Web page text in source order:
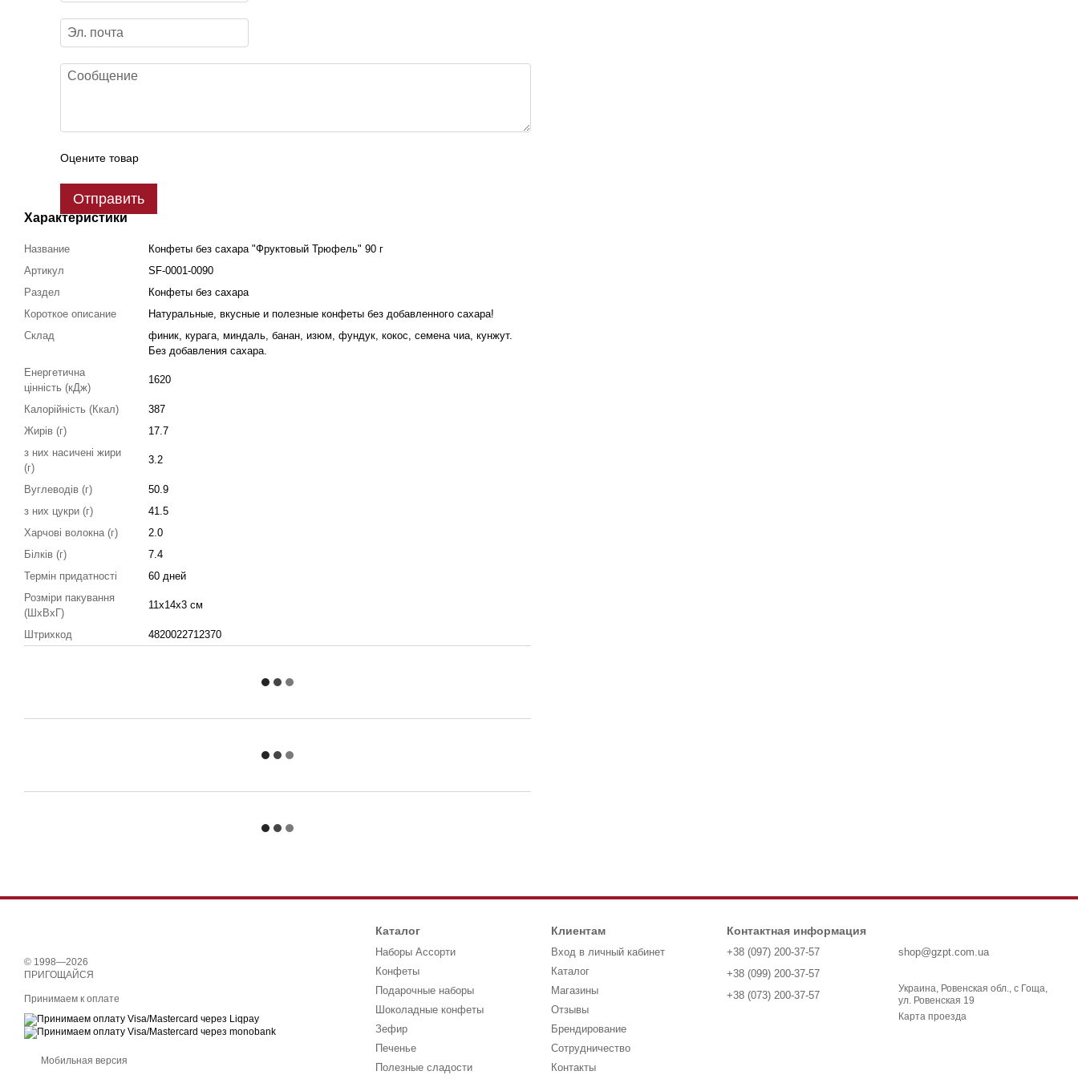
Оцените товар
Отправить
Характеристики
Название
Конфеты без сахара "Фруктовый Трюфель" 90 г
Артикул
SF-0001-0090
Раздел
Конфеты без сахара
Короткое описание
Натуральные, вкусные и полезные конфеты без добавленного сахара!
Склад
финик, курага, миндаль, банан, изюм, фундук, кокос, семена чиа, кунжут.
Без добавления сахара.
Енергетична
цінність (кДж)
1620
Калорійність (Ккал)
387
Жирів (г)
17.7
з них насичені жири
(г)
3.2
Вуглеводів (г)
50.9
з них цукри (г)
41.5
Харчові волокна (г)
2.0
Білків (г)
7.4
Термін придатності
60 дней
Розміри пакування
(ШхВхГ)
11x14x3 см
Штрихкод 4820022712370
© 1998—2026
ПРИГОЩАЙСЯ
Принимаем к оплате
Мобильная версия
Каталог
Наборы Ассорти
Конфеты
Подарочные наборы
Шоколадные конфеты
Зефир
Печенье
Полезные сладости
Клиентам
Вход в личный кабинет
Каталог
Магазины
Отзывы
Брендирование
Сотрудничество
Контакты
Контактная информация
+38 (097) 200-37-57
+38 (099) 200-37-57
+38 (073) 200-37-57
shop@gzpt.com.ua
Украина, Ровенская обл., с Гоща,
ул. Ровенская 19
Карта проезда